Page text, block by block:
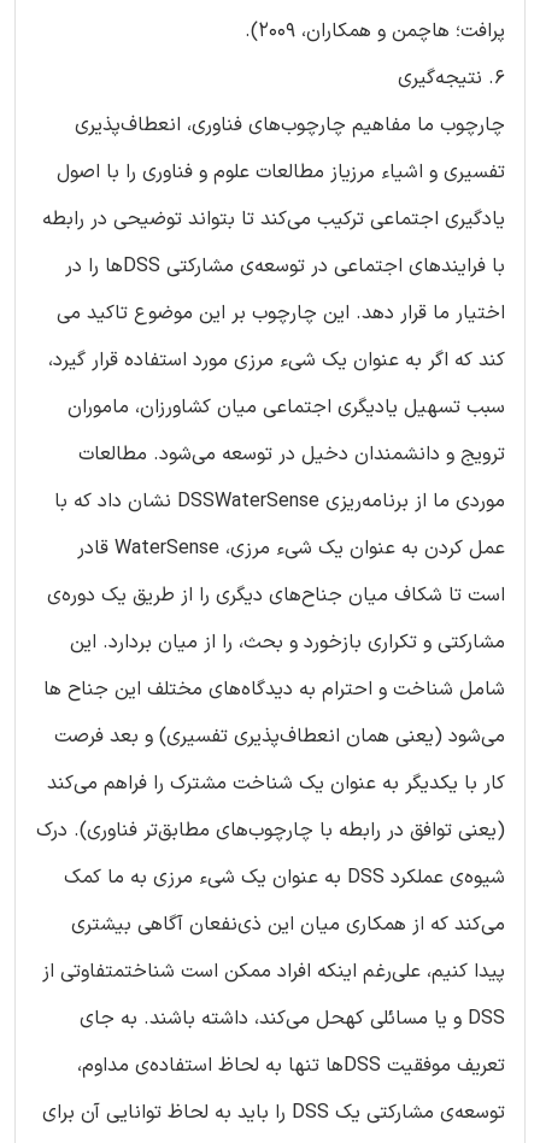
پرافت؛ هاچمن و همکاران، 2009).
6. نتیجه‌گیری
چارچوب ما مفاهیم چارچوب‌های فناوری، انعطاف‌پذیری
تفسیری و اشیاء مرزیاز مطالعات علوم و فناوری را با اصول
یادگیری اجتماعی ترکیب می‌کند تا بتواند توضیحی در رابطه
با فرایندهای اجتماعی در توسعه‌ی مشارکتی DSSها را در
اختیار ما قرار دهد. این چارچوب بر این موضوع تاکید می
کند که اگر به عنوان یک شیء مرزی مورد استفاده قرار گیرد،
سبب تسهیل یادیگری اجتماعی میان کشاورزان، ماموران
ترویج و دانشمندان دخیل در توسعه می‌شود. مطالعات
موردی ما از برنامه‌ریزی DSSWaterSense نشان داد که با
عمل کردن به عنوان یک شیء مرزی، WaterSense قادر
است تا شکاف میان جناح‌های دیگری را از طریق یک دوره‌ی
مشارکتی و تکراری بازخورد و بحث، را از میان بردارد. این
شامل شناخت و احترام به دیدگاه‌های مختلف این جناح ها
می‌شود (یعنی همان انعطاف‌پذیری تفسیری) و بعد فرصت
کار با یکدیگر به عنوان یک شناخت مشترک را فراهم می‌کند
(یعنی توافق در رابطه با چارچوب‌های مطابق‌تر فناوری). درک
شیوه‌ی عملکرد DSS به عنوان یک شیء مرزی به ما کمک
می‌کند که از همکاری میان این ذی‌نفعان آگاهی بیشتری
پیدا کنیم، علی‌رغم اینکه افراد ممکن است شناختمتفاوتی از
DSS و یا مسائلی کهحل می‌کند، داشته باشند. به جای
تعریف موفقیت DSSها تنها به لحاظ استفاده‌ی مداوم،
توسعه‌ی مشارکتی یک DSS را باید به لحاظ توانایی آن برای